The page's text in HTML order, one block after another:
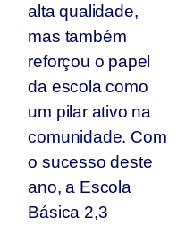
alta qualidade,
mas também
reforçou o papel
da escola como
um pilar ativo na
comunidade. Com
o sucesso deste
ano, a Escola
Básica 2,3